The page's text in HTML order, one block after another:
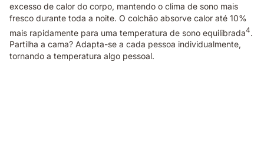
excesso de calor do corpo, mantendo o clima de sono mais
fresco durante toda a noite. O colchão absorve calor até 10%
mais rapidamente para uma temperatura de sono equilibrada4
Partilha a cama? Adapta-se a cada pessoa individualmente,
tornando a temperatura algo pessoal.